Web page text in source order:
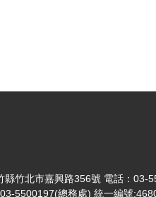
市嘉興路356號 電話：03-
5500197(總務處) 統一編號